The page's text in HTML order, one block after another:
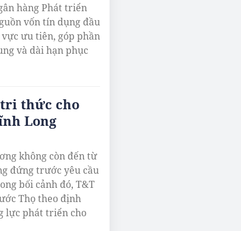
hàng Phát triển
vốn tín dụng đầu
ưu tiên, góp phần
và dài hạn phục
thức cho
Long
không còn đến từ
đứng trước yêu cầu
bối cảnh đó, T&T
Thọ theo định
lực phát triển cho